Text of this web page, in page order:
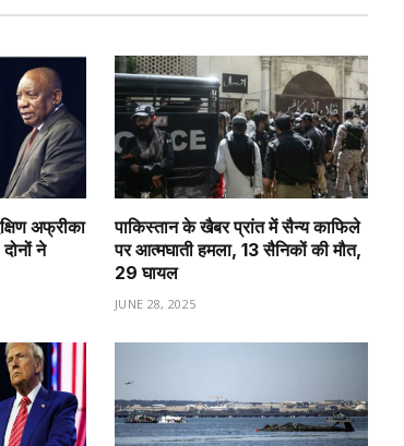
अफ्रीका
ने
पाकिस्तान के खैबर प्रांत में सैन्य काफिले
पर आत्मघाती हमला, 13 सैनिकों की मौत,
29 घायल
JUNE 28, 2025